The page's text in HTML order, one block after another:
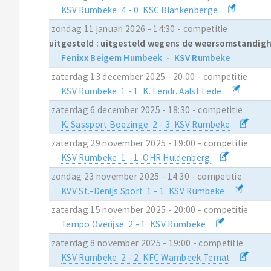
KSV Rumbeke 4 - 0 KSC Blankenberge
zondag 11 januari 2026 - 14:30 - competitie
uitgesteld : uitgesteld wegens de
Fenixx Beigem Humbeek - KSV Rumbeke
zaterdag 13 december 2025 - 20:00 - competitie
KSV Rumbeke 1 - 1 K. Eendr. Aalst Lede
zaterdag 6 december 2025 - 18:30 - competitie
K. Sassport Boezinge 2 - 3 KSV Rumbeke
zaterdag 29 november 2025 - 19:00 - competitie
KSV Rumbeke 1 - 1 OHR Huldenberg
zondag 23 november 2025 - 14:30 - competitie
KVV St.-Denijs Sport 1 - 1 KSV Rumbeke
zaterdag 15 november 2025 - 20:00 - competitie
Tempo Overijse 2 - 1 KSV Rumbeke
zaterdag 8 november 2025 - 19:00 - competitie
KSV Rumbeke 2 - 2 KFC Wambeek Ternat